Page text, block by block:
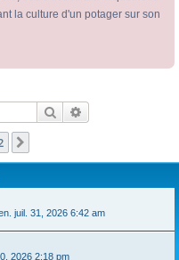
e
la culture d'un potager sur son
Rechercher
juil. 31, 2026 6:42 am
2026 2:18 pm